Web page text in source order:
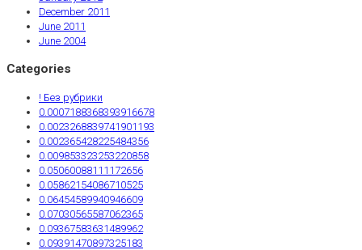
December 2011
June 2011
June 2004
Categories
! Без рубрики
0.0007188368393916678
0.0023268839741901193
0.002365428225484356
0.009853323253220858
0.05060088111172656
0.05862154086710525
0.06454589940946609
0.07030565587062365
0.09367583631489962
0.09391470897325183